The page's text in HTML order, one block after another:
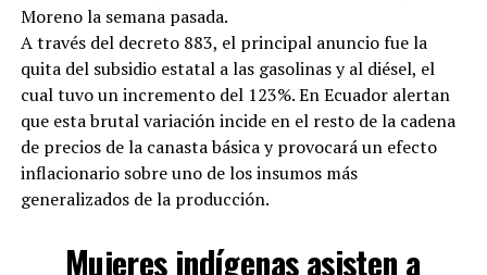
Moreno la semana pasada.
A través del decreto 883, el principal anuncio fue la
quita del subsidio estatal a las gasolinas y al diésel, el
cual tuvo un incremento del 123%. En Ecuador alertan
que esta brutal variación incide en el resto de la cadena
de precios de la canasta básica y provocará un efecto
inflacionario sobre uno de los insumos más
generalizados de la producción.
Mujeres indígenas asisten a